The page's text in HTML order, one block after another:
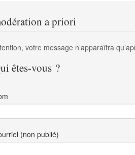
a priori
votre message n’apparaîtra
êtes-vous ?
(non publié)